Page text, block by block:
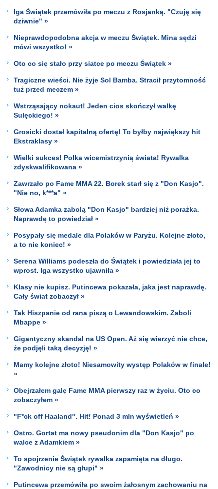
Iga Świątek przemówiła po meczu z Rosjanką. "Czuję się
dziwnie" »
Nieprawdopodobna akcja w meczu Świątek. Mina sędzi
mówi wszystko! »
Oto co się stało przy siatce po meczu Świątek »
Tragiczne wieści. Nie żyje Sol Bamba. Stracił przytomność
tuż przed meczem »
Wstrząsający nokaut! Jeden cios skończył walkę
Sulęckiego! »
Grosicki dostał kapitalną ofertę! To byłby największy hit
Ekstraklasy »
Wielki sukces! Polka wicemistrzynią świata! Rywalka
zdyskwalifikowana »
Zawrzało po Fame MMA 22. Borek starł się z "Don Kasjo".
"Nie no, k***a" »
Słowa Adamka zabolą "Don Kasjo" bardziej niż porażka.
Naprawdę to powiedział »
Posypały się medale dla Polaków w Paryżu. Kolejne złoto,
a to nie koniec! »
Serena Williams podeszła do Świątek i powiedziała jej to
wprost. Iga wszystko ujawniła »
Klasy nie kupisz. Putincewa pokazała, jaka jest naprawdę.
Cały świat zobaczył »
Tak Hiszpanie od rana piszą o Lewandowskim. Zaboli
Mbappe »
Gigantyczny skandal na US Open. Aż się wierzyć nie chce,
że podjęli taką decyzję! »
Mamy kolejne złoto! Niesamowity występ Polaków w finale!
»
Obejrzałem galę Fame MMA pierwszy raz w życiu. Oto co
zobaczyłem »
"F*ck off Haaland". Hit! Ponad 3 mln wyświetleń »
Ostro. Gortat ma nowy pseudonim dla "Don Kasjo" po
walce z Adamkiem »
To spojrzenie Świątek rywalka zapamięta na długo.
"Zawodnicy nie są głupi" »
Putincewa przemówiła po swoim żałosnym zachowaniu na